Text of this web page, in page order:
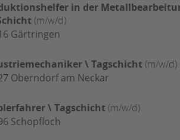
in der
(m/w/d)
Gärtringen
\ Tagschicht(m/w/d)
Oberndorf am Neckar
\ Tagschicht(m/w/d)
Schopfloch